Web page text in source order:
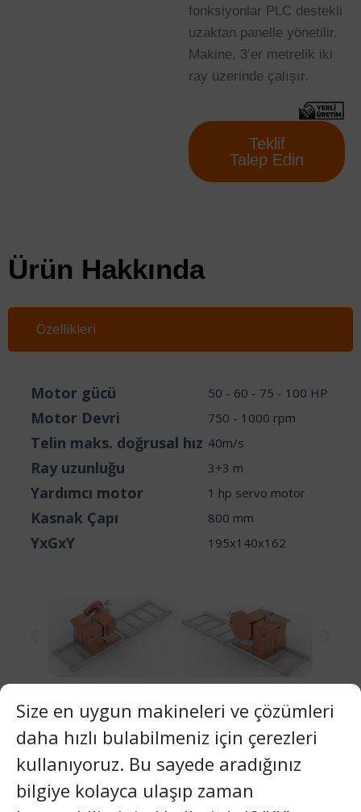
Size en uygun makineleri ve çözümleri
daha hızlı bulabilmeniz için çerezleri
kullanıyoruz. Bu sayede aradığınız
bilgiye kolayca ulaşıp zaman
fonksiyonlar PLC destekli
uzaktan panelle yönetilir.
Makine, 3’er metrelik iki
ray üzerinde çalışır.
Teklif
Talep Edin
Ürün Hakkında
Özellikleri
Video
Galeri
Motor gücü 50 - 60 - 75 - 100 HP
Motor Devri 750 - 1000 rpm
Telin maks. doğrusal hız 40m/s
Ray uzunluğu 3+3 m
Yardımcı motor 1 hp servo motor
Kasnak Çapı 800 mm
YxGxY 195x140x162